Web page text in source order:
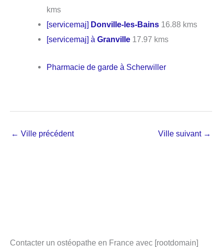
kms
[servicemaj] Donville-les-Bains 16.88 kms
[servicemaj] àGranville 17.97 kms
Pharmacie de garde à Scherwiller
← Ville précédent Ville suivant →
Contacter un ostéopathe en France avec [rootdomain]